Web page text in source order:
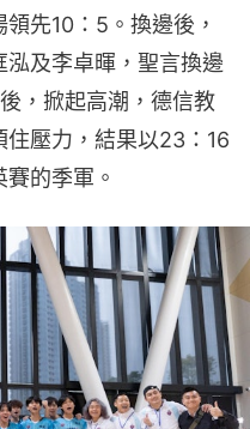
先10：5。換邊後，
及李卓暉，聖言換邊
，掀起高潮，德信教
壓力，結果以23：16
的季軍。